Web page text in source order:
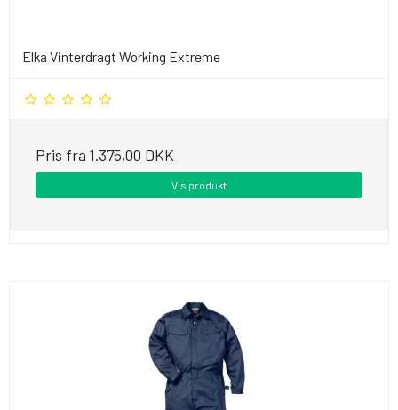
Elka Vinterdragt Working Extreme
Pris fra 1.375,00 DKK
Vis produkt